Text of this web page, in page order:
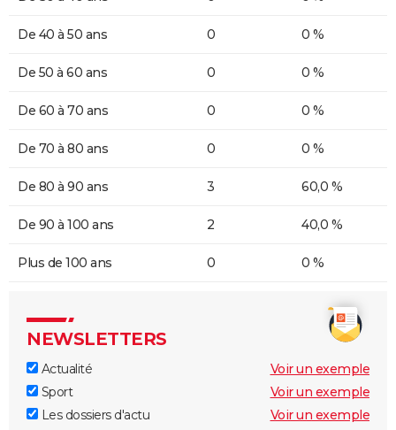
De 40 à 50 ans 0 0 %
De 50 à 60 ans 0 0 %
De 60 à 70 ans 0 0 %
De 70 à 80 ans 0 0 %
De 80 à 90 ans 3 60,0 %
De 90 à 100 ans 2 40,0 %
Plus de 100 ans 0 0 %
NEWSLETTERS
Actualité
Voir un exemple
Sport
Voir un exemple
Les dossiers d'actu
Voir un exemple